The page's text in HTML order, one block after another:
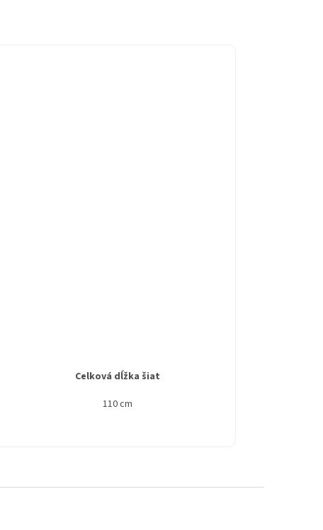
Celková dĺžka šiat
110 cm